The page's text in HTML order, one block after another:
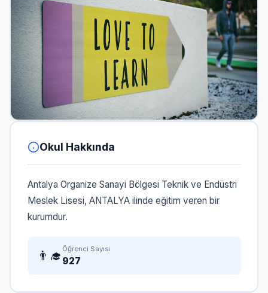
Okul Hakkında
Antalya Organize Sanayi Bölgesi Teknik ve Endüstri
Meslek Lisesi, ANTALYA ilinde eğitim veren bir
kurumdur.
👨‍🎓 Öğrenci Sayısı
927